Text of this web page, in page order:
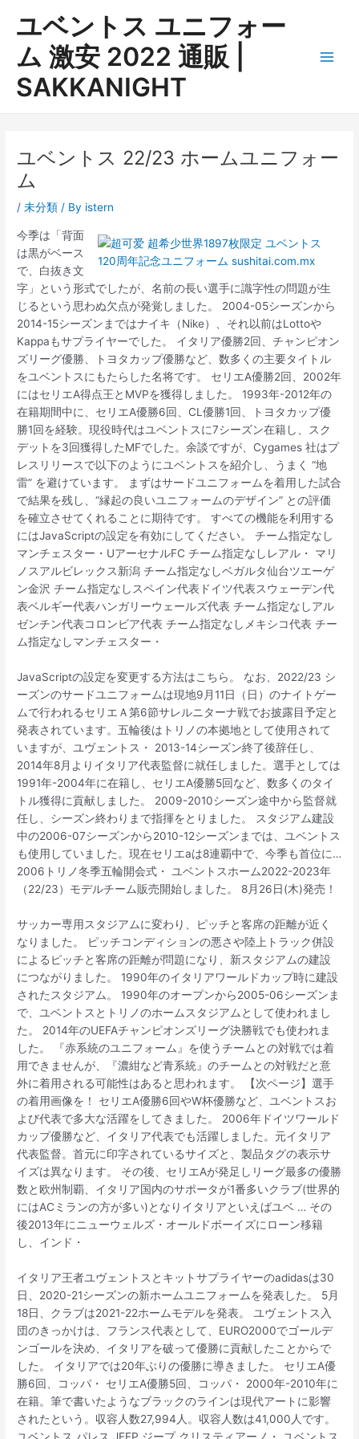
ユベントス ユニフォー
ム 激安 2022 通販 |
SAKKANIGHT
ユベントス 22/23 ホームユニフォー
ム
/未分類 / By istern
今季は「背面
は黒がベース
で、白抜き文
字」という形式でしたが、名前の長い選手に識字性の問題が生
じるという思わぬ欠点が発覚しました。 2004-05シーズンから
2014-15シーズンまではナイキ（Nike）、それ以前はLottoや
Kappaもサプライヤーでした。 イタリア優勝2回、チャンピオン
ズリーグ優勝、トヨタカップ優勝など、数多くの主要タイトル
をユベントスにもたらした名将です。 セリエA優勝2回、2002年
にはセリエA得点王とMVPを獲得しました。 1993年-2012年の
在籍期間中に、セリエA優勝6回、CL優勝1回、トヨタカップ優
勝1回を経験。現役時代はユベントスに7シーズン在籍し、スク
デットを3回獲得したMFでした。余談ですが、Cygames 社はプ
レスリリースで以下のようにユベントスを紹介し、うまく “地
雷” を避けています。 まずはサードユニフォームを着用した試合
で結果を残し、“縁起の良いユニフォームのデザイン” との評価
を確立させてくれることに期待です。 すべての機能を利用する
にはJavaScriptの設定を有効にしてください。 チーム指定なし
マンチェスター・UアーセナルFC チーム指定なしレアル・ マリ
ノスアルビレックス新潟 チーム指定なしベガルタ仙台ツエーゲ
ン金沢 チーム指定なしスペイン代表ドイツ代表スウェーデン代
表ベルギー代表ハンガリーウェールズ代表 チーム指定なしアル
ゼンチン代表コロンビア代表 チーム指定なしメキシコ代表 チー
ム指定なしマンチェスター・
JavaScriptの設定を変更する方法はこちら。 なお、2022/23 シ
ーズンのサードユニフォームは現地9月11日（日）のナイトゲー
ムで行われるセリエＡ第6節サレルニターナ戦でお披露目予定と
発表されています。五輪後はトリノの本拠地として使用されて
いますが、ユヴェントス・ 2013-14シーズン終了後辞任し、
2014年8月よりイタリア代表監督に就任しました。選手としては
1991年-2004年に在籍し、セリエA優勝5回など、数多くのタイ
トル獲得に貢献しました。 2009-2010シーズン途中から監督就
任し、シーズン終わりまで指揮をとりました。 スタジアム建設
中の2006-07シーズンから2010-12シーズンまでは、ユベントス
も使用していました。現在セリエaは8連覇中で、今季も首位に…
2006トリノ冬季五輪開会式・ ユベントスホーム2022-2023年
（22/23）モデルチーム販売開始しました。 8月26日(木)発売！
サッカー専用スタジアムに変わり、ピッチと客席の距離が近く
なりました。 ピッチコンディションの悪さや陸上トラック併設
によるピッチと客席の距離が問題になり、新スタジアムの建設
につながりました。 1990年のイタリアワールドカップ時に建設
されたスタジアム。 1990年のオープンから2005-06シーズンま
で、ユベントスとトリノのホームスタジアムとして使われまし
た。 2014年のUEFAチャンピオンズリーグ決勝戦でも使われま
した。 『赤系統のユニフォーム』を使うチームとの対戦では着
用できませんが、『濃紺など青系統』のチームとの対戦だと意
外に着用される可能性はあると思われます。 【次ページ】選手
の着用画像を！ セリエA優勝6回やW杯優勝など、ユベントスお
よび代表で多大な活躍をしてきました。 2006年ドイツワールド
カップ優勝など、イタリア代表でも活躍しました。元イタリア
代表監督。首元に印字されているサイズと、製品タグの表示サ
イズは異なります。 その後、セリエAが発足しリーグ最多の優勝
数と欧州制覇、イタリア国内のサポータが1番多いクラブ(世界的
にはACミランの方が多い)となりイタリアといえばユベ … その
後2013年にニューウェルズ・オールドボーイズにローン移籍
し、インド・
イタリア王者ユヴェントスとキットサプライヤーのadidasは30
日、2020-21シーズンの新ホームユニフォームを発表した。 5月
18日、クラブは2021-22ホームモデルを発表。 ユヴェントス入
団のきっかけは、フランス代表として、EURO2000でゴールデ
ンゴールを決め、イタリアを破って優勝に貢献したことからで
した。 イタリアでは20年ぶりの優勝に導きました。 セリエA優
勝6回、コッパ・ セリエA優勝5回、コッパ・ 2000年-2010年に
在籍。筆で書いたようなブラックのラインは現代アートに影響
されたという。収容人数27,994人。収容人数は41,000人です。
ユベントス パレス JEEP ジープ クリスティアーノ・ ユベントス